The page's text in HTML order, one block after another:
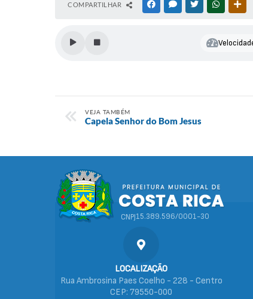
COMPARTILHAR FACEBOOKMESSENGER
TWITTERWHATSAPP
VEJA TAMBÉM
Capela Senhor do Bom Jesus
LOCALIZAÇÃO
Rua Ambrosina Paes Coelho - 228 - Centro
CEP: 79550-000
CNPJ15.389.596/0001-30